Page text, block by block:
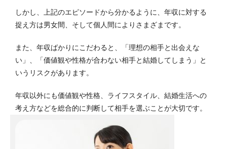
しかし、上記のエピソードから分かるように、年収に対する
捉え方は男女間、そして個人間によりさまざまです。
また、年収ばかりにこだわると、「理想の相手と出会えな
い」、「価値観や性格が合わない相手と結婚してしまう」と
いうリスクがあります。
年収以外にも価値観や性格、ライフスタイル、結婚生活への
考え方などを総合的に判断して相手を選ぶことが大切です。